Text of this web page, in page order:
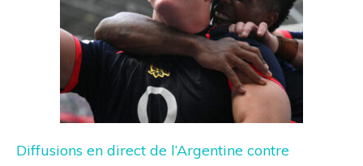
Diffusions en direct de l’Argentine contre